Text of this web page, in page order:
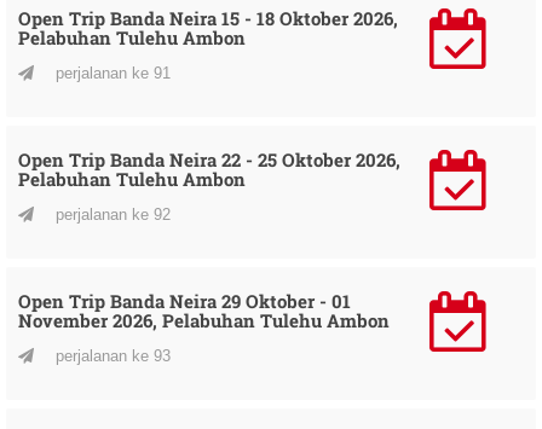
Open Trip Banda Neira 15 - 18 Oktober 2026,
Pelabuhan Tulehu Ambon
perjalanan ke 91
Open Trip Banda Neira 22 - 25 Oktober 2026,
Pelabuhan Tulehu Ambon
perjalanan ke 92
Open Trip Banda Neira 29 Oktober - 01
November 2026, Pelabuhan Tulehu Ambon
perjalanan ke 93